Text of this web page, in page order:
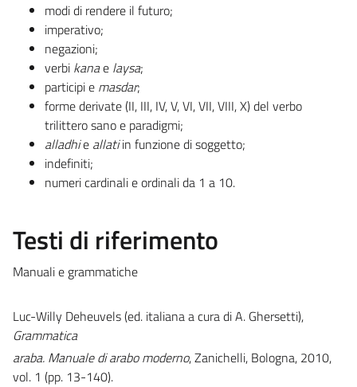
modi di rendere il futuro;
imperativo;
negazioni;
verbi kanae laysa;
participi e masdar;
forme derivate (II, III, IV, V, VI, VII, VIII, X) del verbo
trilittero sano e paradigmi;
alladhie allatiin funzione di soggetto;
indefiniti;
numeri cardinali e ordinali da 1 a 10.
Testi di riferimento
Manuali e grammatiche
Luc-Willy Deheuvels (ed. italiana a cura di A. Ghersetti),
Grammatica
araba. Manuale di arabo moderno, Zanichelli, Bologna, 2010,
vol. 1 (pp. 13-140).